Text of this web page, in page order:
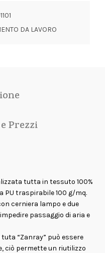
DA LAVORO
Prezzi
tutta in tessuto 100%
PU traspirabile 100 g/mq.
cerniera lampo e due
passaggio di aria e
tuta “Zanray” può essere
ciò permette un riutilizzo